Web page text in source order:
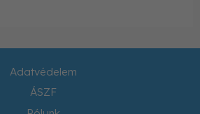
Adatvédelem
ÁSZF